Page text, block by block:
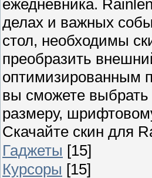
ежедневника.
делах и важных
стол, необходимы
преобразить
оптимизированным
вы сможете выбрать
размеру,
Скачайте скин для
Гаджеты [15]
Курсоры [15]